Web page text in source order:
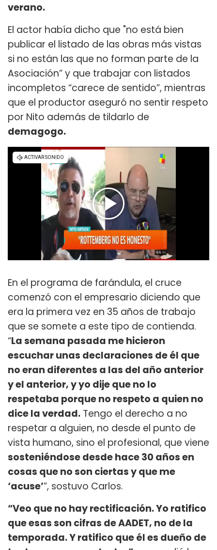
verano.
El actor había dicho que "no está bien
publicar el listado de las obras más vistas
si no están las que no forman parte de la
Asociación” y que trabajar con listados
incompletos “carece de sentido”, mientras
que el productor aseguró no sentir respeto
por Nito además de tildarlo de
demagogo.
En el programa de farándula, el cruce
comenzó con el empresario diciendo que
era la primera vez en 35 años de trabajo
que se somete a este tipo de contienda.
“La semana pasada me hicieron
escuchar unas declaraciones de él que
no eran diferentes a las del año anterior
y el anterior, y yo dije que no lo
respetaba porque no respeto a quien no
dice la verdad. Tengo el derecho a no
respetar a alguien, no desde el punto de
vista humano, sino el profesional, que viene
sosteniéndose desde hace 30 años en
cosas que no son ciertas y que me
‘acuse’”, sostuvo Carlos.
“Veo que no hay rectificación. Yo ratifico
que esas son cifras de AADET, no de la
temporada. Y ratifico que él es dueño de